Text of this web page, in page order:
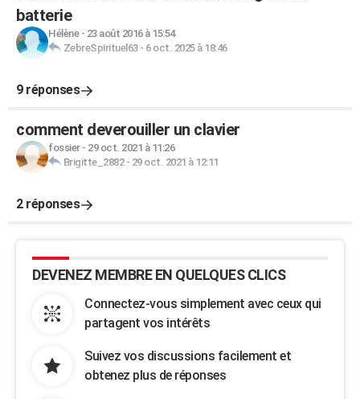
batterie
Hélène- 23 août 2016 à 15:54
ZebreSpirituel63- 6 oct. 2025 à 18:46
9 réponses
comment deverouiller un clavier
fossier- 29 oct. 2021 à 11:26
Brigitte_2882- 29 oct. 2021 à 12:11
2 réponses
DEVENEZ MEMBRE EN QUELQUES CLICS
Connectez-vous simplement avec ceux qui
partagent vos intérêts
Suivez vos discussions facilement et
obtenez plus de réponses